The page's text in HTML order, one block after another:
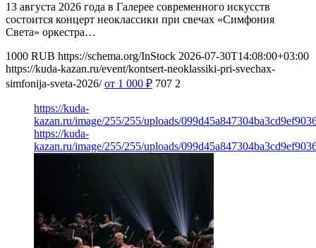
13 августа 2026 года в Галерее современного искусств
состоится концерт неоклассики при свечах «Симфония
Света» оркестра…
1000 RUB https://schema.org/InStock 2026-07-30T14:08:00+03:00
https://kuda-kazan.ru/event/kontsert-neoklassiki-pri-svechax-
simfonija-sveta-2026/ от 1 000 ₽ 707 2
https://kuda-
kazan.ru/image/255/255/uploads/
https://kuda-
kazan.ru/image/255/255/uploads/